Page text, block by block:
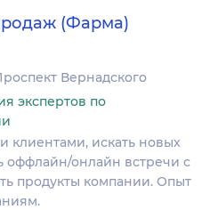
(Фарма)
Вернадского
экспертов по
клиентами, искать новых
оффлайн/онлайн встречи с
продукты компании. Опыт